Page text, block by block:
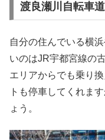
渡良瀬川自転車
自分の住んでいる横
いのはJR宇都宮線の
エリアからでも乗り
トも停車してくれま
ょう。